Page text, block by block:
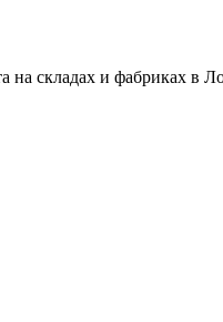
на складах и фабриках в